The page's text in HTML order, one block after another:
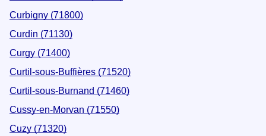
Curbigny (71800)
Curdin (71130)
Curgy (71400)
Curtil-sous-Buffières (71520)
Curtil-sous-Burnand (71460)
Cussy-en-Morvan (71550)
Cuzy (71320)